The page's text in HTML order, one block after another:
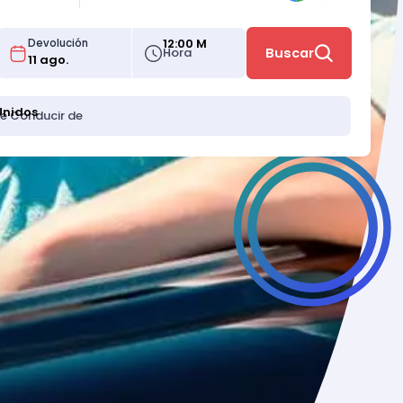
Devolución
Hora
12:00 M
Buscar
Conducir de